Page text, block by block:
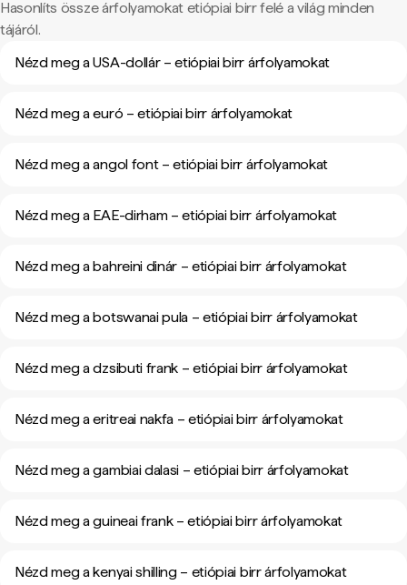
Hasonlíts össze árfolyamokat etiópiai birr felé a világ minden
tájáról.
Nézd meg a USA-dollár – etiópiai birr árfolyamokat
Nézd meg a euró – etiópiai birr árfolyamokat
Nézd meg a angol font – etiópiai birr árfolyamokat
Nézd meg a EAE-dirham – etiópiai birr árfolyamokat
Nézd meg a bahreini dinár – etiópiai birr árfolyamokat
Nézd meg a botswanai pula – etiópiai birr árfolyamokat
Nézd meg a dzsibuti frank – etiópiai birr árfolyamokat
Nézd meg a eritreai nakfa – etiópiai birr árfolyamokat
Nézd meg a gambiai dalasi – etiópiai birr árfolyamokat
Nézd meg a guineai frank – etiópiai birr árfolyamokat
Nézd meg a kenyai shilling – etiópiai birr árfolyamokat